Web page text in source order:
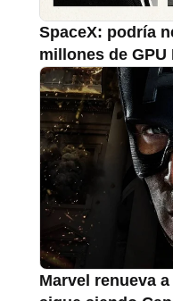
SpaceX: podría
millones de
Marvel renueva